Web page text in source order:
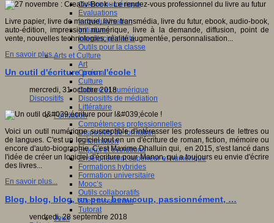
Culture numérique
Evaluations
Individualisation
Initiatives
Interdisciplinarité
Outils pour la classe
Arts et Culture
Art
Cinéma
Culture
Culture et numérique
Dispositifs de médiation
Littérature
Formation
Compétences professionnelles
Dispositifs de formation
E- formation
Enjeux et évolutions
Enseignement supérieur et numérique
Formations hybrides
Formation universitaire
Mooc’s
Outils collaboratifs
Sites ressources
Tutorat
Jeux
Livre papier, livre de marque, livre transmédia, livre du futur, ebook, audio-book,
auto-édition, impression numérique, livre à la demande, diffusion, point de
vente, nouvelles technologies, réalité augmentée, personnalisation...
En savoir plus...
Un outil d'écriture pour l'école !
mercredi, 31 octobre 2018
Dispositifs
Voici un outil numérique susceptible d'intéresser les professeurs de lettres ou
de langues. C'est un logiciel tout en un d'écriture de roman, fiction, mémoire ou
encore d'auto-biographie. C'est Maxime Dhalluin qui, en 2015, s'est lancé dans
l'idée de créer un logiciel d'écriture pour Manon, qui a toujours eu envie d'écrire
des livres...
En savoir plus...
Blog, blog, blog, un peu, beaucoup, passionnément, …
vendredi, 28 septembre 2018